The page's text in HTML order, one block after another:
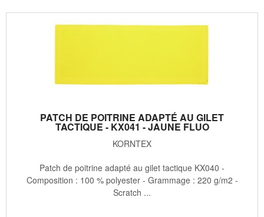
PATCH DE POITRINE ADAPTÉ AU GILET
TACTIQUE - KX041 - JAUNE FLUO
KORNTEX
Patch de poitrine adapté au gilet tactique KX040 -
Composition : 100 % polyester - Grammage : 220 g/m2 -
Scratch ...